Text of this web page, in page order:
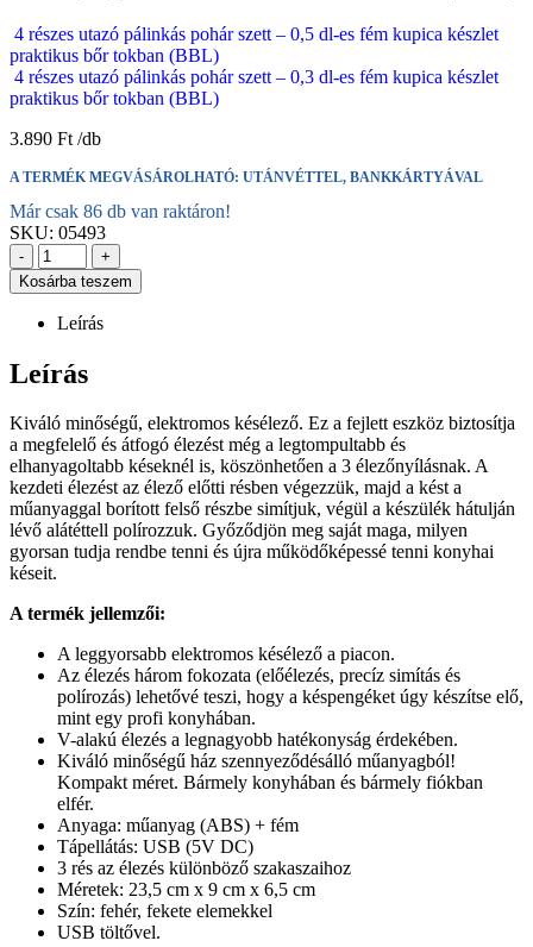
4 részes utazó pálinkás pohár szett – 0,5 dl-es fém kupica készlet
praktikus bőr tokban (BBL)
4 részes utazó pálinkás pohár szett – 0,3 dl-es fém kupica készlet
praktikus bőr tokban (BBL)
3.890 Ft
A TERMÉK MEGVÁSÁROLHATÓ: UTÁNVÉTTEL, BANKKÁRTYÁVAL
Már csak 86 db van raktáron!
SKU: 05493
-
+
Kosárba teszem
Leírás
Leírás
Kiváló minőségű, elektromos késélező. Ez a fejlett eszköz biztosítja
a megfelelő és átfogó élezést még a legtompultabb és
elhanyagoltabb késeknél is, köszönhetően a 3 élezőnyílásnak. A
kezdeti élezést az élező előtti résben végezzük, majd a kést a
műanyaggal borított felső részbe simítjuk, végül a készülék hátulján
lévő alátéttell polírozzuk. Győződjön meg saját maga, milyen
gyorsan tudja rendbe tenni és újra működőképessé tenni konyhai
késeit.
A termék jellemzői:
A leggyorsabb elektromos késélező a piacon.
Az élezés három fokozata (előélezés, precíz simítás és
polírozás) lehetővé teszi, hogy a késpengéket úgy készítse elő,
mint egy profi konyhában.
V-alakú élezés a legnagyobb hatékonyság érdekében.
Kiváló minőségű ház szennyeződésálló műanyagból!
Kompakt méret. Bármely konyhában és bármely fiókban
elfér.
Anyaga: műanyag (ABS) + fém
Tápellátás: USB (5V DC)
3 rés az élezés különböző szakaszaihoz
Méretek: 23,5 cm x 9 cm x 6,5 cm
Szín: fehér, fekete elemekkel
USB töltővel.